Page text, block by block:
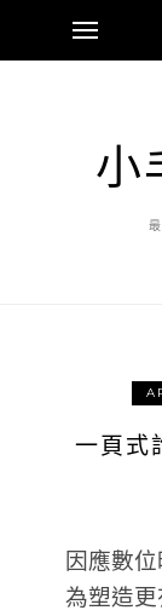
小
一頁式
因應數
為塑造